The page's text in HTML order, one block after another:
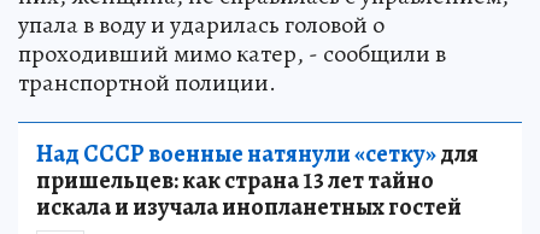
упала в воду и ударилась головой о
проходивший мимо катер, - сообщили в
транспортной полиции.
Над СССР военные натянули «сетку»для
пришельцев: как страна 13 лет тайно
искала и изучала инопланетных гостей